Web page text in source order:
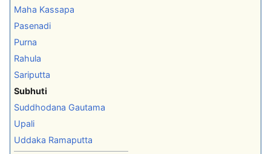
Maha Kassapa
Pasenadi
Purna
Rahula
Sariputta
Subhuti
Suddhodana Gautama
Upali
Uddaka Ramaputta